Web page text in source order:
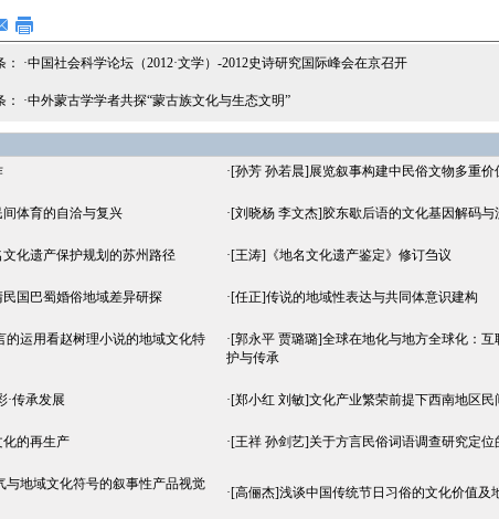
： ·中国社会科学论坛（2012·文学）-2012史诗研究国际峰会在京召开
： ·中外蒙古学学者共探“蒙古族文化与生态文明”
·[孙芳 孙若晨]展览叙事构建中民俗文物多重价
体育的自洽与复兴 ·[刘晓杨 李文杰]胶东歇后语的文化基因解码与
化遗产保护规划的苏州路径 ·[王涛]《地名文化遗产鉴定》修订刍议
国巴蜀婚俗地域差异研探 ·[任正]传说的地域性表达与共同体意识建构
的运用看赵树理小说的地域文化特
·[郭永平 贾璐璐]全球在地化与地方全球化：
护与传承
·传承发展 ·[郑小红 刘敏]文化产业繁荣前提下西南地区
的再生产 ·[王祥 孙剑艺]关于方言民俗词语调查研究定位
与地域文化符号的叙事性产品视觉
·[高俪杰]浅谈中国传统节日习俗的文化价值及